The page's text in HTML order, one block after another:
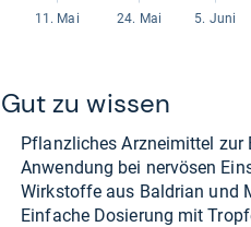
Gut zu wis­sen
Pflanz­li­ches Arz­nei­mit­tel zur
Anwen­dung bei ner­vö­sen
Wirk­stoffe aus Bal­drian und
Ein­fa­che Dosie­rung mit